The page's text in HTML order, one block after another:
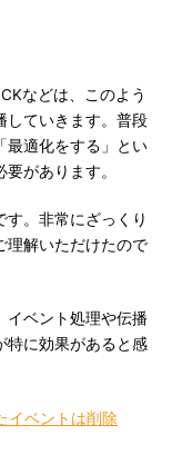
などは、このよう
していきます。普段
最適化をする」とい
があります。
。非常にざっくり
理解いただけたので
イベント処理や伝播
特に効果があると感
イベントは削除